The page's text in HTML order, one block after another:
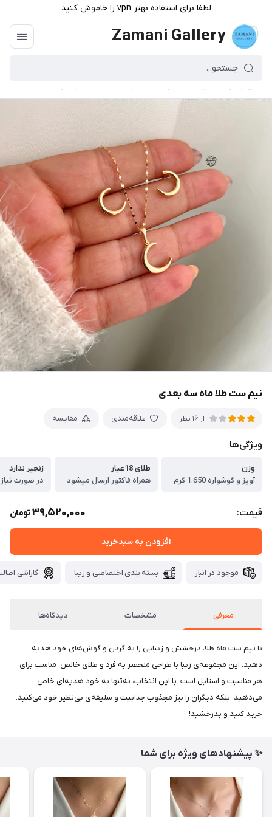
لطفا برای استفاده بهتر vpn را خاموش کنید
Zamani Gallery
نیم ست طلا ماه سه بعدی
از 16 نظر علاقه‌مندی مقایسه
ویژگی‌ها
وزن
آویز و گوشواره 1.650 گرم
طلای 18عیار
همراه فاکتور ارسال میشود
زنجیر ندارد
قیمت: 39,520,000تومان
افزودن به سبدخرید
موجود در انبار بسته بندی اختصاصی و زیبا گارانتی
معرفی مشخصات دیدگاه‌ها
با نیم ست ماه طلا، درخشش و زیبایی را به گردن و گوش‌های خود هدیه
دهید. این مجموعه‌ی زیبا با طراحی منحصر به فرد و طلای خالص، مناسب برای
هر مناسبت و استایل است. با این انتخاب، نه‌تنها به خود هدیه‌ای خاص
می‌دهید، بلکه دیگران را نیز مجذوب جذابیت و سلیقه‌ی بی‌نظیر خود می‌کنید.
خرید کنید و بدرخشید!
✨ پیشنهادهای ویژه برای شما